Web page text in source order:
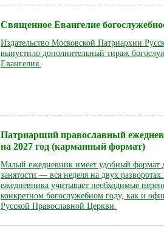
Священное Евангелие
Издательство Московской Патриархии
выпустило дополнительный тираж
Евангелия.
Патриарший православный
на 2027 год (карманный формат)
Малый ежедневник имеет удобный формат
занятости — вся неделя на двух
ежедневника учитывает необходимые
конкретном богослужебном году, как и
Русской Православной Церкви.